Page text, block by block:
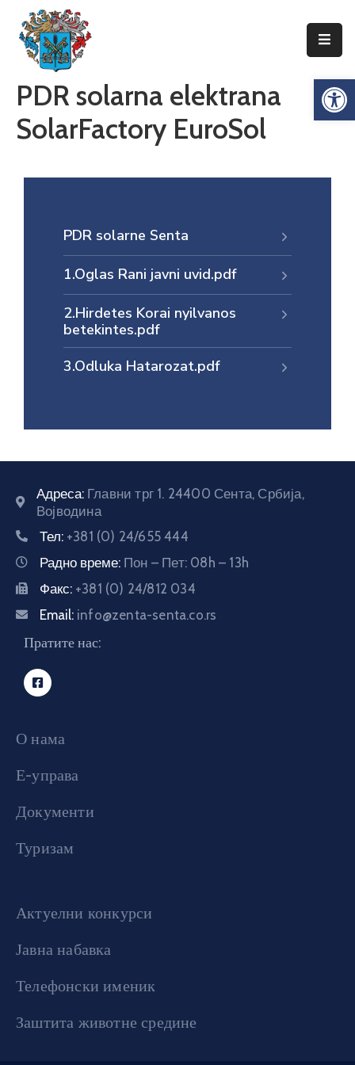
Упознајте
Сенту
Локална
самоуправа
Документи
PDR solarna elektrana
SolarFactory EuroSol
PDR solarne Senta
1.Oglas Rani javni uvid.pdf
2.Hirdetes Korai nyilvanos
betekintes.pdf
3.Odluka Hatarozat.pdf
Адреса: Главни трг 1. 24400 Сента, Србија,
Војводина
Тел: +381 (0) 24/655 444
Радно време: Пон – Пет: 08h – 13h
Факс: +381 (0) 24/812 034
Email: info@zenta-senta.co.rs
Пратите нас:
О нама
Е-управа
Документи
Туризам
Актуелни конкурси
Јавна набавка
Телефонски именик
Заштита животне средине